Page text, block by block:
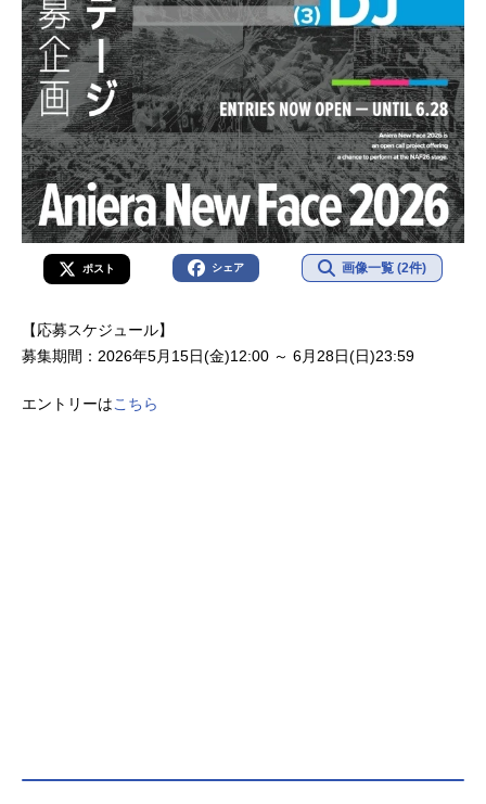
ポスト シェア 画像一覧 (2件)
【応募スケジュール】
募集期間：2026年5月15日(金)12:00 ～ 6月28日(日)23:59
エントリーはこちら